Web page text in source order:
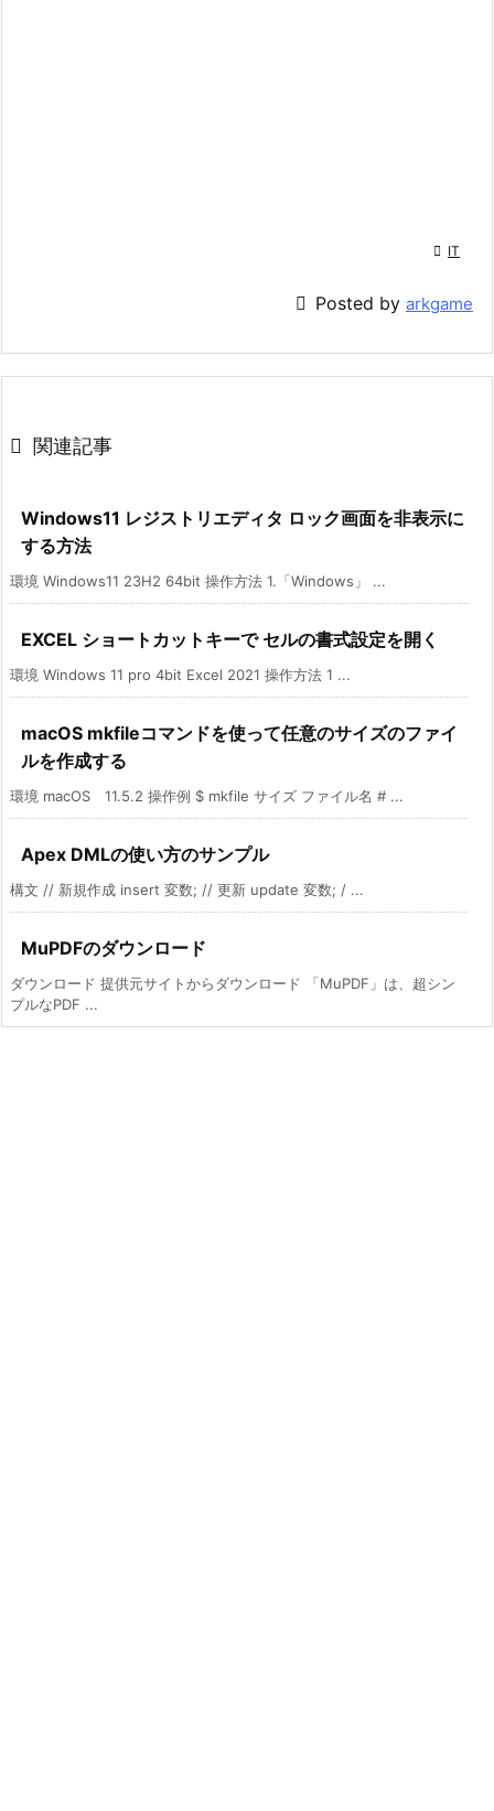
 IT
 Posted by arkgame
 関連記事
Windows11 レジストリエディタ ロック画面を非表示に
する方法
環境 Windows11 23H2 64bit 操作方法 1.「Windows」 ...
EXCEL ショートカットキーで セルの書式設定を開く
環境 Windows 11 pro 4bit Excel 2021 操作方法 1 ...
macOS mkfileコマンドを使って任意のサイズのファイ
ルを作成する
環境 macOS 11.5.2 操作例 $ mkfile サイズ ファイル名 # ...
Apex DMLの使い方のサンプル
構文 // 新規作成 insert 変数; // 更新 update 変数; / ...
MuPDFのダウンロード
ダウンロード 提供元サイトからダウンロード 「MuPDF」は、超シン
プルなPDF ...